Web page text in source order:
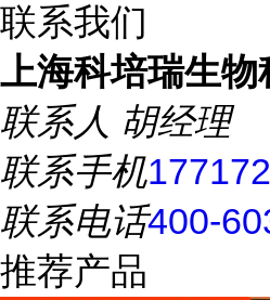
联系我们
上海科培瑞生物
联系人 胡经理
联系手机
联系电话400-
推荐产品